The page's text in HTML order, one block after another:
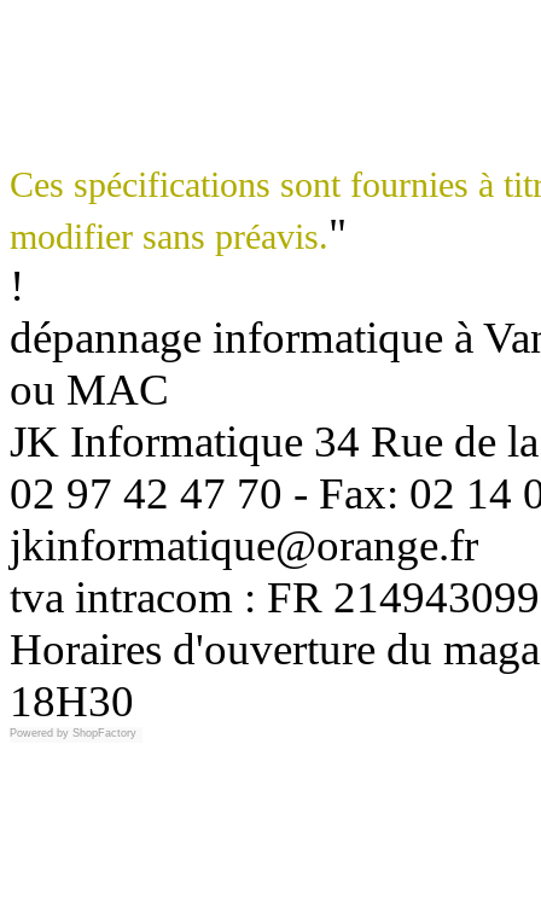
Ces spécifications sont fournies à
modifier sans préavis."
!
dépannage informatique à
ou MAC
JK Informatique 34 Rue de
02 97 42 47 70 - Fax: 02 14
jkinformatique@orange.fr
tva intracom : FR
Horaires d'ouverture du
18H30
Powered by ShopFactory